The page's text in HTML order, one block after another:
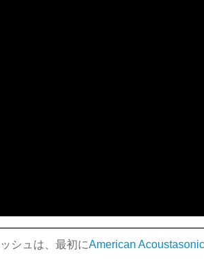
シュは、最初にAmerican Acoustasonic